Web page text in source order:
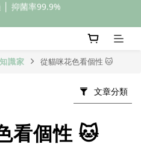
399元免運
399元免運
識家 從貓咪花色看個性 🐱
文章分類
看個性 🐱